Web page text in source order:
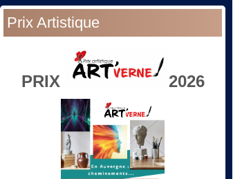
Prix Artistique
PRIX 2026